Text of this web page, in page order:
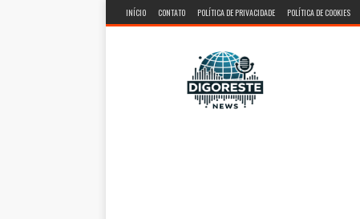
INÍCIO CONTATO POLÍTICA DE PRIVACIDADE POLÍTICA DE COOKIES